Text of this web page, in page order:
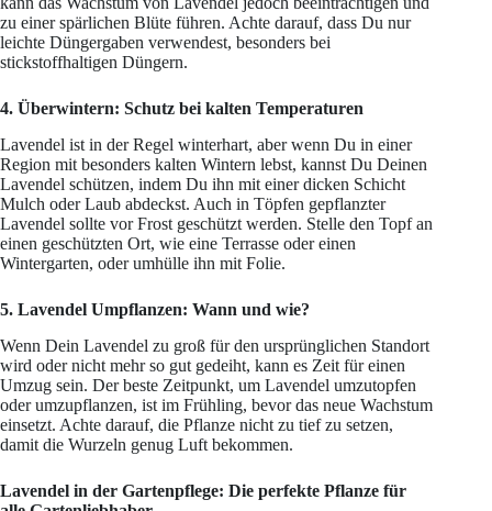
zu einer spärlichen Blüte führen. Achte darauf, dass Du nur
leichte Düngergaben verwendest, besonders bei
stickstoffhaltigen Düngern.
4. Überwintern: Schutz bei kalten Temperaturen
Lavendel ist in der Regel winterhart, aber wenn Du in einer
Region mit besonders kalten Wintern lebst, kannst Du Deinen
Lavendel schützen, indem Du ihn mit einer dicken Schicht
Mulch oder Laub abdeckst. Auch in Töpfen gepflanzter
Lavendel sollte vor Frost geschützt werden. Stelle den Topf an
einen geschützten Ort, wie eine Terrasse oder einen
Wintergarten, oder umhülle ihn mit Folie.
5. Lavendel Umpflanzen: Wann und wie?
Wenn Dein Lavendel zu groß für den ursprünglichen Standort
wird oder nicht mehr so gut gedeiht, kann es Zeit für einen
Umzug sein. Der beste Zeitpunkt, um Lavendel umzutopfen
oder umzupflanzen, ist im Frühling, bevor das neue Wachstum
einsetzt. Achte darauf, die Pflanze nicht zu tief zu setzen,
damit die Wurzeln genug Luft bekommen.
Lavendel in der Gartenpflege: Die perfekte Pflanze für